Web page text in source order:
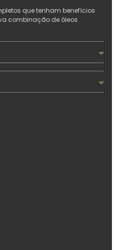
que tenham benefícios
combinação de óleos